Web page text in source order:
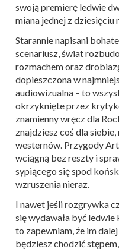
swoją premierę ledwie
miana jednej z dziesięciu
Starannie napisani
scenariusz, świat
rozmachem oraz
dopieszczona w
audiowizualna – to
okrzyknięte przez
znamienny wręcz dla
znajdziesz coś dla
westernów. Przygody
wciągną bez reszty i
sypiącego się spod
wzruszenia nieraz.
I nawet jeśli rozgrywka
się wydawała być ledwie
to zapewniam, że im
będziesz chodzić